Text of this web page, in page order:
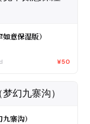
意保湿版）
¥50
寨沟）